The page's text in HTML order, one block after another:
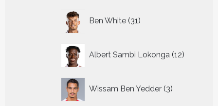
Ben White 31
producten
Albert Sambi Lokonga 12
Wissam Ben Yedder 3
producten